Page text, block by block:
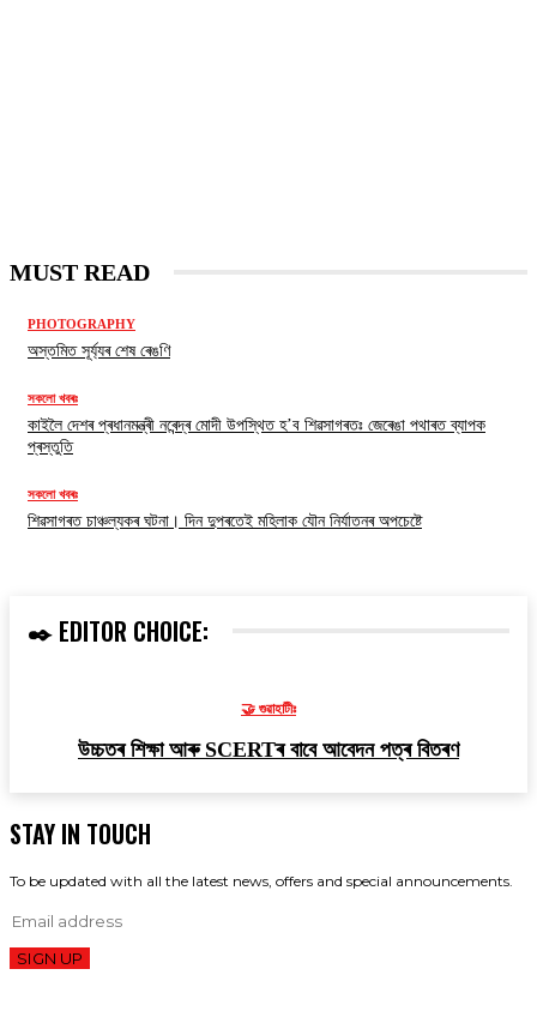
MUST READ
PHOTOGRAPHY
অস্তমিত সূৰ্য্যৰ শেষ ৰেঙণি
সকলো খবৰঃ
কাইলৈ দেশৰ প্ৰধানমন্ত্ৰী নৰেন্দ্ৰ মোদী উপস্থিত হ’ব শিৱসাগৰতঃ জেৰেঙা পথাৰত ব্যাপক
প্ৰস্তুতি
সকলো খবৰঃ
শিৱসাগৰত চাঞ্চল্যকৰ ঘটনা। দিন দুপৰতেই মহিলাক যৌন নিৰ্যাতনৰ অপচেষ্টে
✒️ EDITOR CHOICE:
🤝 গুৱাহাটীঃ
উচ্চতৰ শিক্ষা আৰু SCERTৰ বাবে আবেদন পত্ৰ বিতৰণ
STAY IN TOUCH
To be updated with all the latest news, offers and special announcements.
SIGN UP